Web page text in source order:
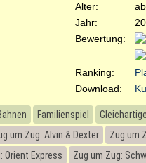
Alter:
Jahr:
Bewertung:
Ranking:
Download:
Familienspiel
um Zug: Alvin & Dexter
Zug um
Orient Express
Zug um Zug: